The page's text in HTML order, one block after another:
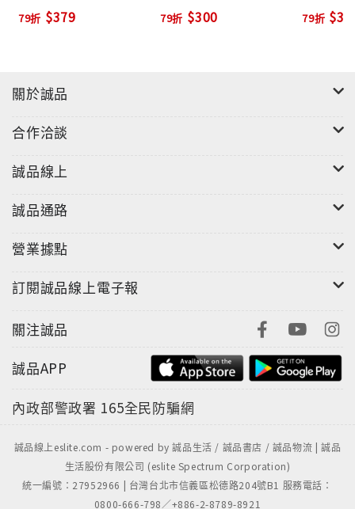
79折 $379 79折 $300 79折
關於誠品
合作洽談
誠品線上
誠品通路
營業據點
訂閱誠品線上電子報
關注誠品
誠品APP
內政部警政署 165全民防騙網
誠品線上eslite.com - powered by 誠品生活 / 誠品書店 / 誠品物流 | 誠品
生活股份有限公司 (eslite Spectrum Corporation)
統一編號：27952966 | 台灣台北市信義區松德路204號B1 服務電話：
0800-666-798／+886-2-8789-8921